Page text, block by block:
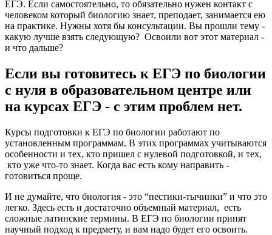
ЕГЭ. Если самостоятельно, то обязательно нужен контакт с
человеком который биологию знает, преподает, занимается ею
на практике. Нужны хотя бы консультации. Вы прошли тему -
какую лучше взять следующую? Освоили вот этот материал -
и что дальше?
Если вы готовитесь к ЕГЭ по биологии
с нуля в образовательном центре или
на курсах ЕГЭ - с этим проблем нет.
Курсы подготовки к ЕГЭ по биологии работают по
установленным программам. В этих программах учитываются
особенности и тех, кто пришел с нулевой подготовкой, и тех,
кто уже что-то знает. Когда вас есть кому направить -
готовиться проще.
И не думайте, что биология - это “пестики-тычинки” и что это
легко. Здесь есть и достаточно объемный материал, есть
сложные латинские термины. В ЕГЭ по биологии принят
научный подход к предмету, и вам надо будет его освоить.